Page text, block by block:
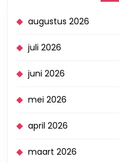
augustus 2026
juli 2026
juni 2026
mei 2026
april 2026
maart 2026